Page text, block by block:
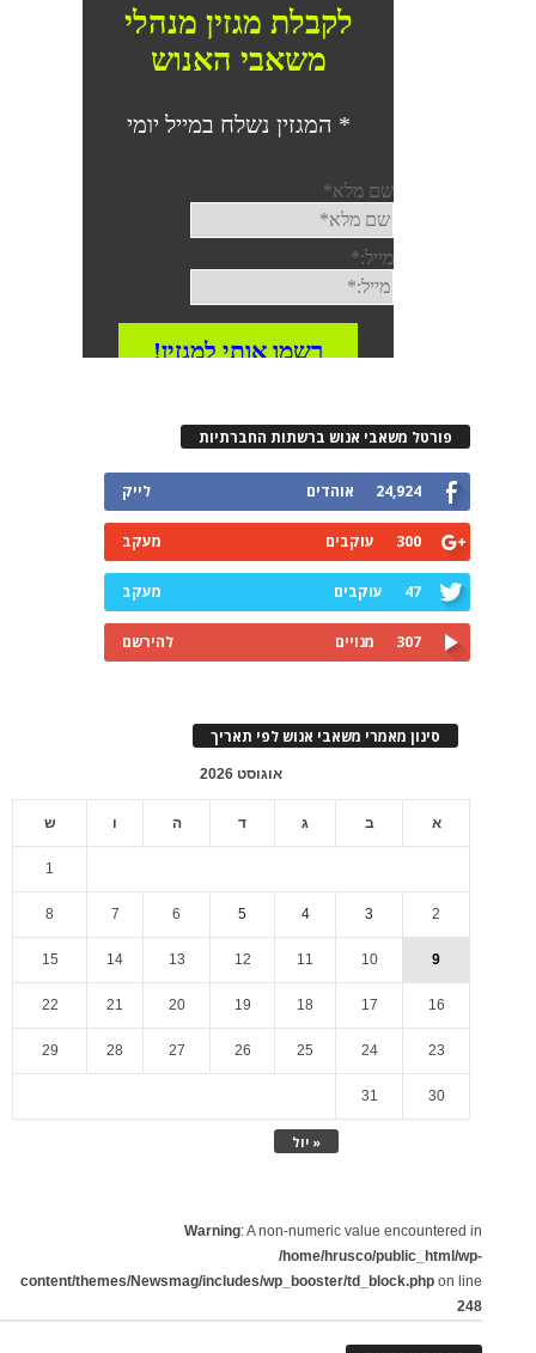
פורטל משאבי אנוש ברשתות החברתיות
24,924 אוהדים לייק
300 עוקבים מעקב
47 עוקבים מעקב
307 מנויים להירשם
סינון מאמרי משאבי אנוש לפי תאריך
אוגוסט 2026
א ב ג ד ה ו ש
« יול
1
2
3
4
5
6
7
8
9
10
11
12
13
14
15
16
17
18
19
20
21
22
23
24
25
26
27
28
29
30
31
Warning: A non-numeric value encountered in
/home/hrusco/public_html/wp-
content/themes/Newsmag/includes/wp_booster/td_block.php on line
248